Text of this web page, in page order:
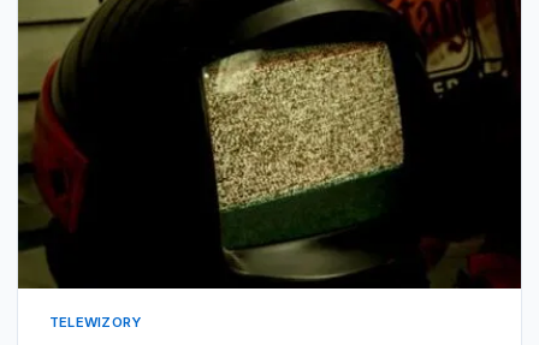
TELEWIZORY